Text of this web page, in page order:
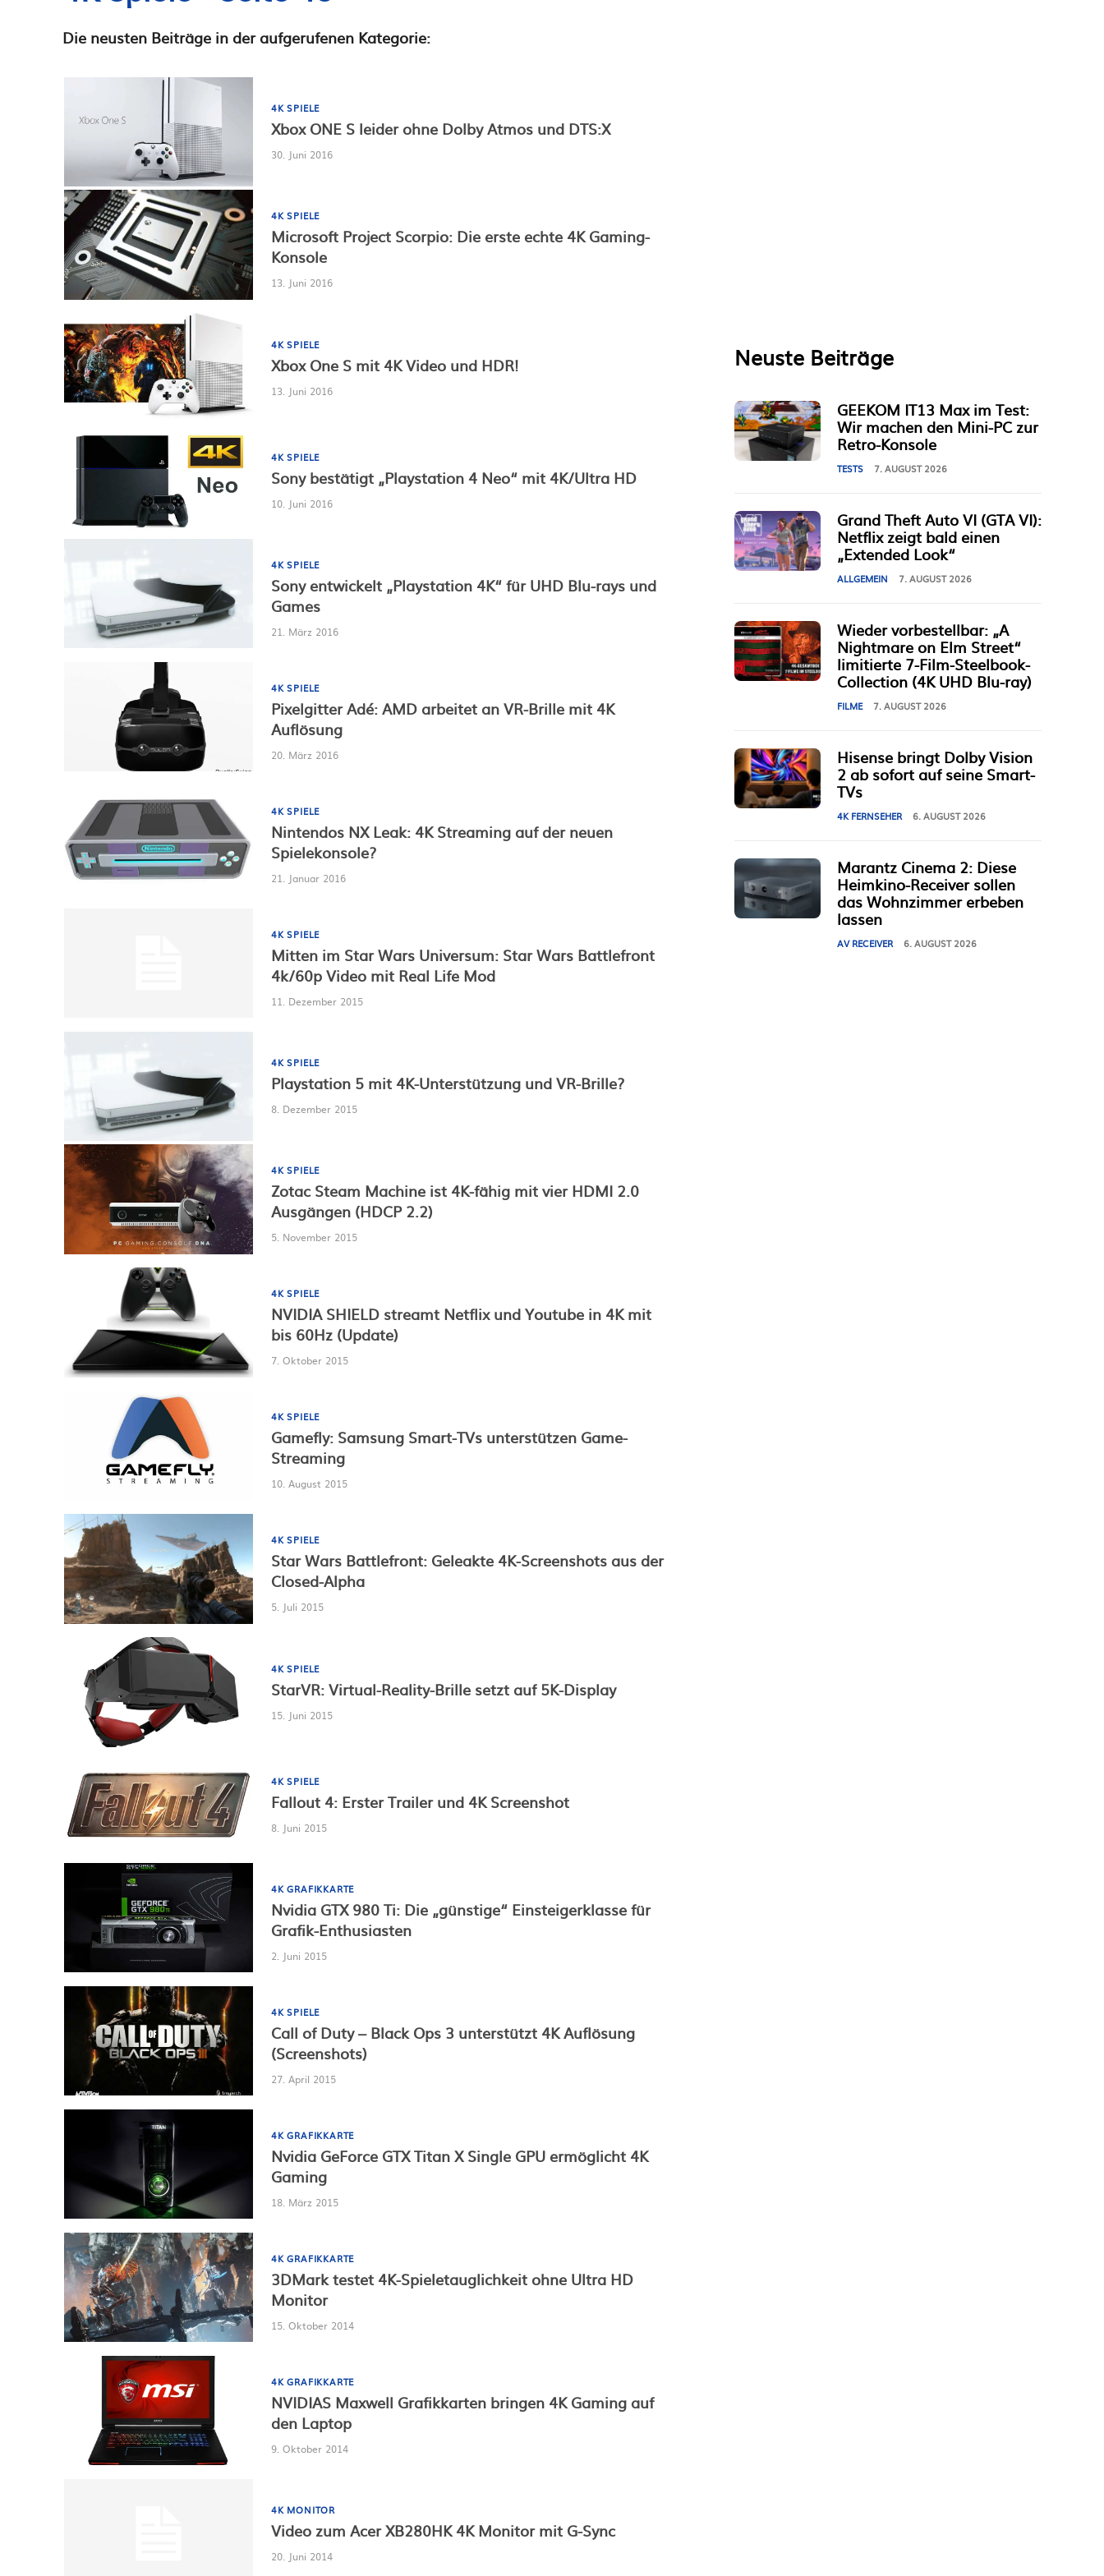
Die neusten Beiträge in der aufgerufenen Kategorie:
4K SPIELE
Xbox ONE S leider ohne Dolby Atmos und DTS:X
30. Juni 2016
4K SPIELE
Microsoft Project Scorpio: Die erste echte 4K Gaming-
Konsole
13. Juni 2016
4K SPIELE
Xbox One S mit 4K Video und HDR!
13. Juni 2016
4K SPIELE
Sony bestätigt „Playstation 4 Neo“ mit 4K/Ultra HD
10. Juni 2016
4K SPIELE
Sony entwickelt „Playstation 4K“ für UHD Blu-rays und
Games
21. März 2016
4K SPIELE
Pixelgitter Adé: AMD arbeitet an VR-Brille mit 4K
Auflösung
20. März 2016
4K SPIELE
Nintendos NX Leak: 4K Streaming auf der neuen
Spielekonsole?
21. Januar 2016
4K SPIELE
Mitten im Star Wars Universum: Star Wars Battlefront
4k/60p Video mit Real Life Mod
11. Dezember 2015
4K SPIELE
Playstation 5 mit 4K-Unterstützung und VR-Brille?
8. Dezember 2015
4K SPIELE
Zotac Steam Machine ist 4K-fähig mit vier HDMI 2.0
Ausgängen (HDCP 2.2)
5. November 2015
4K SPIELE
NVIDIA SHIELD streamt Netflix und Youtube in 4K mit
bis 60Hz (Update)
7. Oktober 2015
4K SPIELE
Gamefly: Samsung Smart-TVs unterstützen Game-
Streaming
10. August 2015
4K SPIELE
Star Wars Battlefront: Geleakte 4K-Screenshots aus der
Closed-Alpha
5. Juli 2015
4K SPIELE
StarVR: Virtual-Reality-Brille setzt auf 5K-Display
15. Juni 2015
4K SPIELE
Fallout 4: Erster Trailer und 4K Screenshot
8. Juni 2015
4K GRAFIKKARTE
Nvidia GTX 980 Ti: Die „günstige“ Einsteigerklasse für
Grafik-Enthusiasten
2. Juni 2015
4K SPIELE
Call of Duty – Black Ops 3 unterstützt 4K Auflösung
(Screenshots)
27. April 2015
4K GRAFIKKARTE
Nvidia GeForce GTX Titan X Single GPU ermöglicht 4K
Gaming
18. März 2015
4K GRAFIKKARTE
3DMark testet 4K-Spieletauglichkeit ohne Ultra HD
Monitor
15. Oktober 2014
4K GRAFIKKARTE
NVIDIAS Maxwell Grafikkarten bringen 4K Gaming auf
den Laptop
9. Oktober 2014
4K MONITOR
Video zum Acer XB280HK 4K Monitor mit G-Sync
20. Juni 2014
Neuste Beiträge
GEEKOM IT13 Max im Test:
Wir machen den Mini-PC zur
Retro-Konsole
TESTS 7. AUGUST 2026
Grand Theft Auto VI (GTA VI):
Netflix zeigt bald einen
„Extended Look“
ALLGEMEIN 7. AUGUST 2026
Wieder vorbestellbar: „A
Nightmare on Elm Street“
limitierte 7-Film-Steelbook-
Collection (4K UHD Blu-ray)
FILME 7. AUGUST 2026
Hisense bringt Dolby Vision
2 ab sofort auf seine Smart-
TVs
4K FERNSEHER 6. AUGUST 2026
Marantz Cinema 2: Diese
Heimkino-Receiver sollen
das Wohnzimmer erbeben
lassen
AV RECEIVER 6. AUGUST 2026